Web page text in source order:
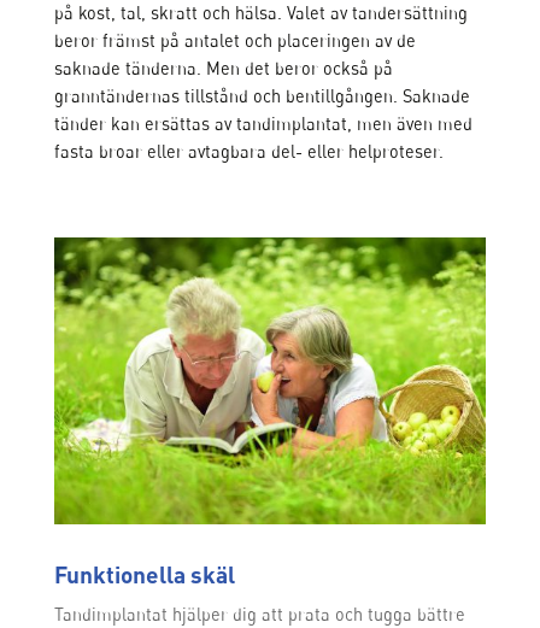
på kost, tal, skratt och hälsa. Valet av tandersättning
beror främst på antalet och placeringen av de
saknade tänderna. Men det beror också på
granntändernas tillstånd och bentillgången. Saknade
tänder kan ersättas av tandimplantat, men även med
fasta broar eller avtagbara del- eller helproteser.
Funktionella skäl
Tandimplantat hjälper dig att prata och tugga bättre